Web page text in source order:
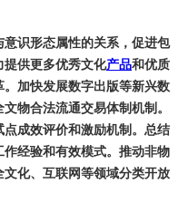
识形态属性的关系，促进包
提供更多优秀文化产品和优质
加快发展数字出版等新兴数
物合法流通交易体制机制。
点成效评价和激励机制。总结
经验和有效模式。推动非物
化、互联网等领域分类开放